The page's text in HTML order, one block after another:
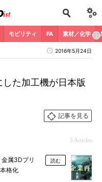
モビリティ FA 素材／化学
2016年5月24日
た加工機が日本版
記事を見る
5 Articles
属3Dプリ
格化
読む